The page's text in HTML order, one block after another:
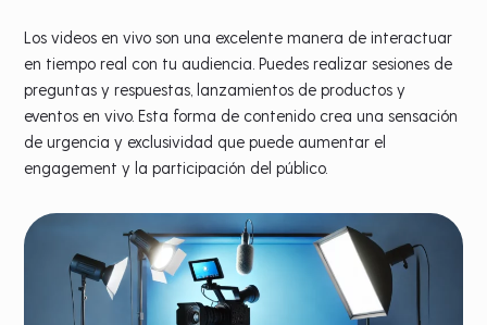
Los videos en vivo son una excelente manera de interactuar
en tiempo real con tu audiencia. Puedes realizar sesiones de
preguntas y respuestas, lanzamientos de productos y
eventos en vivo. Esta forma de contenido crea una sensación
de urgencia y exclusividad que puede aumentar el
engagement y la participación del público.